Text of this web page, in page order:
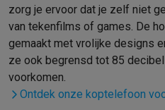
zorg je ervoor dat je zelf niet
van tekenfilms of games. De
gemaakt met vrolijke designs
ze ook begrensd tot 85
voorkomen.
Ontdek onze koptelefoon